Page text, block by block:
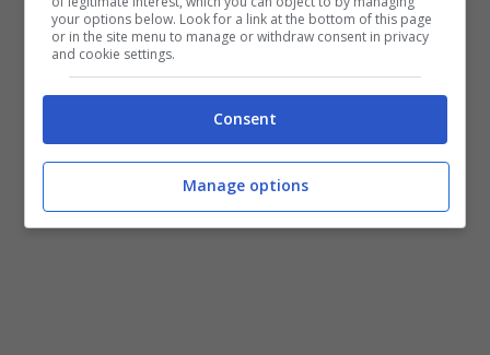
rendersi protagonista contro il Sassuolo dopo
la convocazione in nazionale che lo ha visto
come spettatore per tutte e tre le partite
your options below. Look for a link at the bottom of this page
or in the site menu to manage or withdraw consent in privacy
and cookie settings.
Consent
Manage options